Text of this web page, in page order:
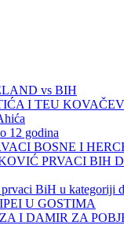
vs BIH
I TEU
12 godina
BOSNE I
PRVACI BIH
BiH u kategoriji
U GOSTIMA
I DAMIR ZA